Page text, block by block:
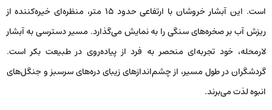
است. این آبشار خروشان با ارتفاعی حدود ۱۵ متر، منظره‌ای خیره‌کننده از
ریزش آب بر صخره‌های سنگی را به نمایش می‌گذارد. مسیر دسترسی به آبشار
لارمحله، خود تجربه‌ای منحصر به فرد از پیاده‌روی در طبیعت بکر است.
گردشگران در طول مسیر، از چشم‌اندازهای زیبای دره‌های سرسبز و جنگل‌های
انبوه لذت می‌برند.